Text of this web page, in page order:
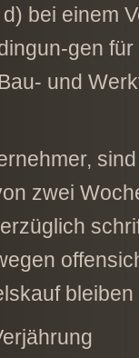
bei einem
gen
und
zwei